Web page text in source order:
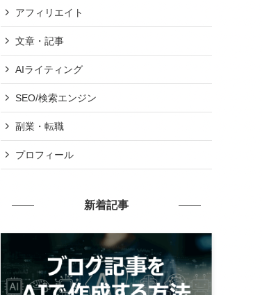
アフィリエイト
文章・記事
AIライティング
SEO/検索エンジン
副業・転職
プロフィール
新着記事